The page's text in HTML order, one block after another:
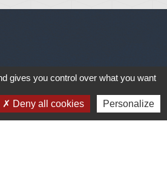
gives you control over what you want
Deny all cookies Personalize